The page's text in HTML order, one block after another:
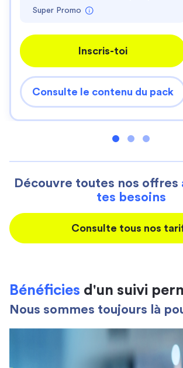
Super Promo
Inscris-toi
Consulte le contenu du pack
Découvre toutes nos offres
tes besoins
Consulte tous nos
Bénéficies d'un suivi
Nous sommes toujours là